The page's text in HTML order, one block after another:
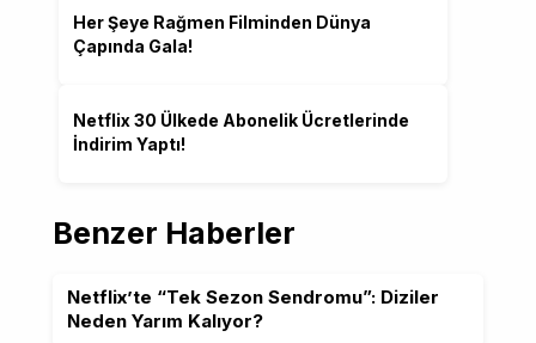
Her Şeye Rağmen Filminden Dünya
Çapında Gala!
Netflix 30 Ülkede Abonelik Ücretlerinde
İndirim Yaptı!
Benzer Haberler
Netflix’te “Tek Sezon Sendromu”: Diziler
Neden Yarım Kalıyor?